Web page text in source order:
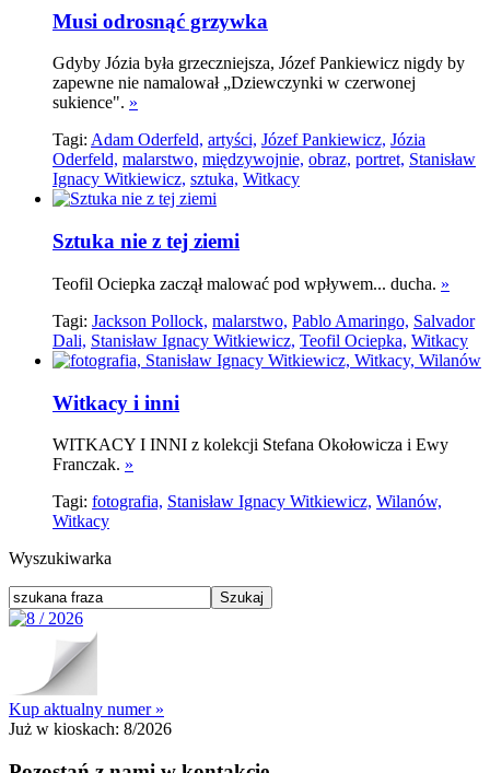
Musi odrosnąć grzywka
Gdyby Józia była grzeczniejsza, Józef Pankiewicz nigdy by
zapewne nie namalował „Dziewczynki w czerwonej
sukience". »
Tagi: Adam Oderfeld, artyści, Józef Pankiewicz, Józia
Oderfeld, malarstwo, międzywojnie, obraz, portret, Stanisław
Ignacy Witkiewicz, sztuka, Witkacy
Sztuka nie z tej ziemi
Teofil Ociepka zaczął malować pod wpływem... ducha. »
Tagi: Jackson Pollock, malarstwo, Pablo Amaringo, Salvador
Dali, Stanisław Ignacy Witkiewicz, Teofil Ociepka, Witkacy
Witkacy i inni
WITKACY I INNI z kolekcji Stefana Okołowicza i Ewy
Franczak. »
Tagi: fotografia, Stanisław Ignacy Witkiewicz, Wilanów,
Witkacy
Wyszukiwarka
Kup aktualny numer »
Już w kioskach: 8/2026